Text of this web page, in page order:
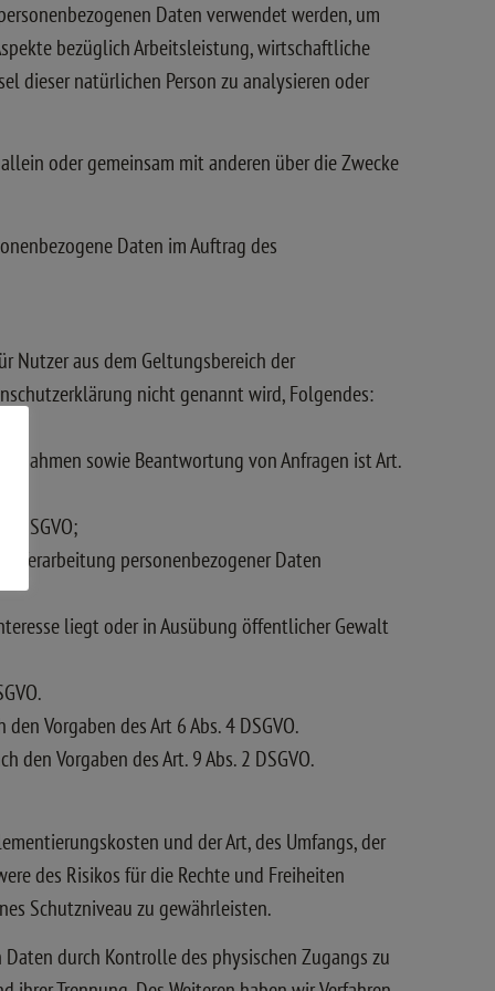
Daten verwendet werden, um
bezüglich Arbeitsleistung, wirtschaftliche
dieser natürlichen Person zu analysieren oder
oder gemeinsam mit anderen über die Zwecke
Daten im Auftrag des
Nutzer aus dem Geltungsbereich der
nicht genannt wird, Folgendes:
sowie Beantwortung von Anfragen ist Art.
DSGVO;
Verarbeitung personenbezogener Daten
liegt oder in Ausübung öffentlicher Gewalt
Vorgaben des Art 6 Abs. 4 DSGVO.
den Vorgaben des Art. 9 Abs. 2 DSGVO.
und der Art, des Umfangs, der
des Risikos für die Rechte und Freiheiten
Schutzniveau zu gewährleisten.
durch Kontrolle des physischen Zugangs zu